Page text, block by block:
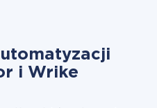
i Wrike